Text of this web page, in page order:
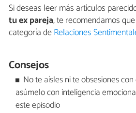
Si deseas leer más artículos
tu ex pareja, te recomendamos
categoría deRelaciones
Consejos
No te aísles ni te obsesiones
asúmelo con inteligencia
este episodio